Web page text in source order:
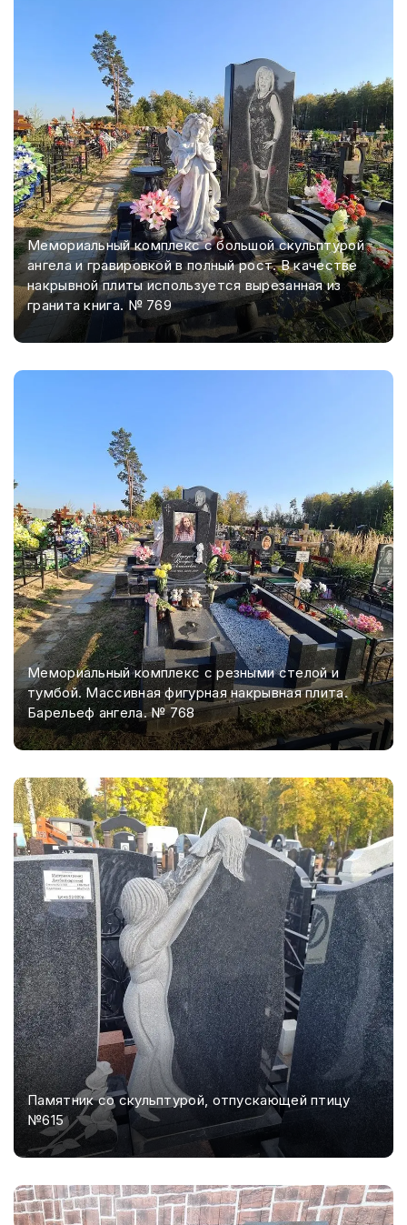
Мемориальный комплекс с большой скульптурой
ангела и гравировкой в полный рост. В качестве
накрывной плиты используется вырезанная из
гранита книга. № 769
Мемориальный комплекс с резными стелой и
тумбой. Массивная фигурная накрывная плита.
Барельеф ангела. № 768
Памятник со скульптурой, отпускающей птицу
№615